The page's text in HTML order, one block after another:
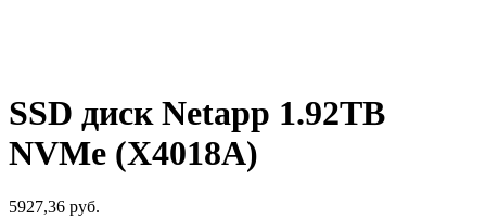
SSD диск Netapp 1.92TB
NVMe (X4018A)
5927,36 руб.